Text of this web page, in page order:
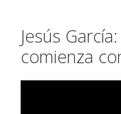
Jesús
comienza